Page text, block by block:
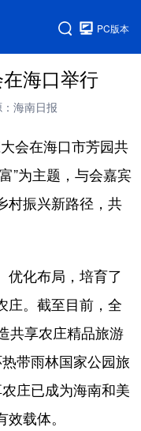
PC版本
海口举行
海南日报
会在海口市芳园共
”为主题，与会嘉宾
村振兴新路径，共
化布局，培育了
庄。截至目前，全
共享农庄精品旅游
带雨林国家公园旅
庄已成为海南和美
载体。